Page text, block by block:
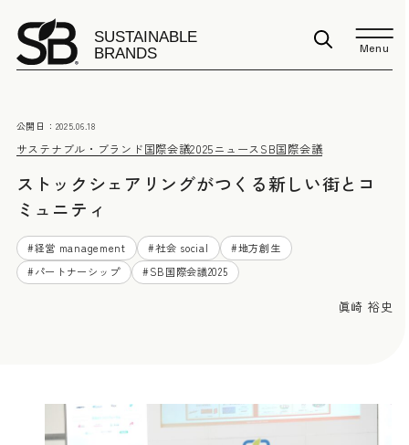
Menu
サステナブル・ブランド国際会議2025ニュースSB国際会議
公開日： 2025.06.18
ストックシェアリングがつくる新しい街とコ
ミュニティ
#経営 management #社会 social #地方創生
#パートナーシップ #SB国際会議2025
眞崎 裕史